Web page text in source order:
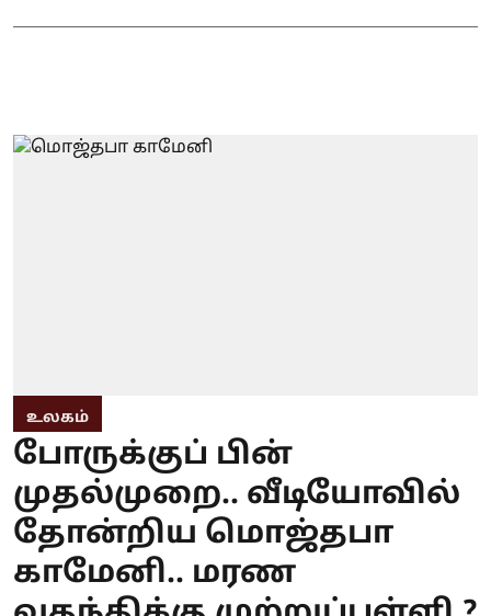
உலகம்
போருக்குப் பின்
முதல்முறை.. வீடியோவில்
தோன்றிய மொஜ்தபா
காமேனி.. மரண